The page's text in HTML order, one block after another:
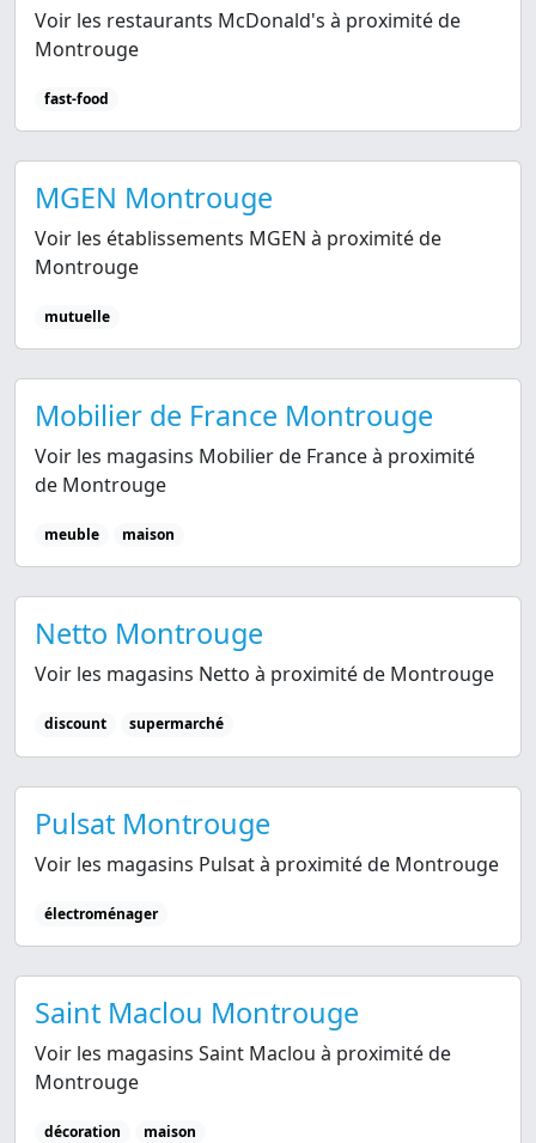
Voir les restaurants McDonald's à proximité de
Montrouge
fast-food
MGEN Montrouge
Voir les établissements MGEN à proximité de
Montrouge
mutuelle
Mobilier de France Montrouge
Voir les magasins Mobilier de France à proximité
de Montrouge
meuble maison
Netto Montrouge
Voir les magasins Netto à proximité de Montrouge
discount supermarché
Pulsat Montrouge
Voir les magasins Pulsat à proximité de Montrouge
électroménager
Saint Maclou Montrouge
Voir les magasins Saint Maclou à proximité de
Montrouge
décoration maison